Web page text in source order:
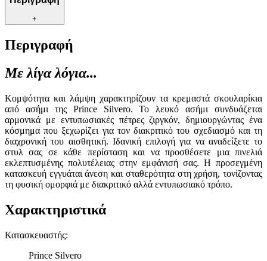
+
Περιγραφή
Με λίγα λόγια...
Κομψότητα και λάμψη χαρακτηρίζουν τα κρεμαστά σκουλαρίκια
από ασήμι της Prince Silvero. Το λευκό ασήμι συνδυάζεται
αρμονικά με εντυπωσιακές πέτρες ζιργκόν, δημιουργώντας ένα
κόσμημα που ξεχωρίζει για τον διακριτικό του σχεδιασμό και τη
διαχρονική του αισθητική. Ιδανική επιλογή για να αναδείξετε το
στυλ σας σε κάθε περίσταση και να προσθέσετε μια πινελιά
εκλεπτυσμένης πολυτέλειας στην εμφάνισή σας. Η προσεγμένη
κατασκευή εγγυάται άνεση και σταθερότητα στη χρήση, τονίζοντας
τη φυσική ομορφιά με διακριτικό αλλά εντυπωσιακό τρόπο.
Χαρακτηριστικά
Κατασκευαστής:
Prince Silvero